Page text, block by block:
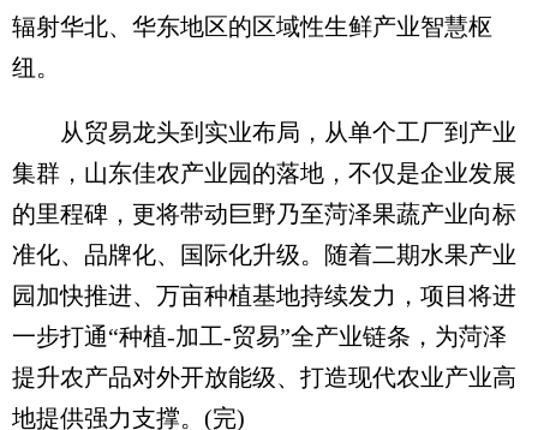
辐射华北、华东地区的区域性生鲜产业智慧枢
纽。
从贸易龙头到实业布局，从单个工厂到产业
集群，山东佳农产业园的落地，不仅是企业发展
的里程碑，更将带动巨野乃至菏泽果蔬产业向标
准化、品牌化、国际化升级。随着二期水果产业
园加快推进、万亩种植基地持续发力，项目将进
一步打通“种植-加工-贸易”全产业链条，为菏泽
提升农产品对外开放能级、打造现代农业产业高
地提供强力支撑。(完)